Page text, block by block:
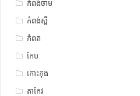
កំពង់ចាម
កំពង់ស្ពឺ
កំពត
កែប
កោះកុង
តាកែវ